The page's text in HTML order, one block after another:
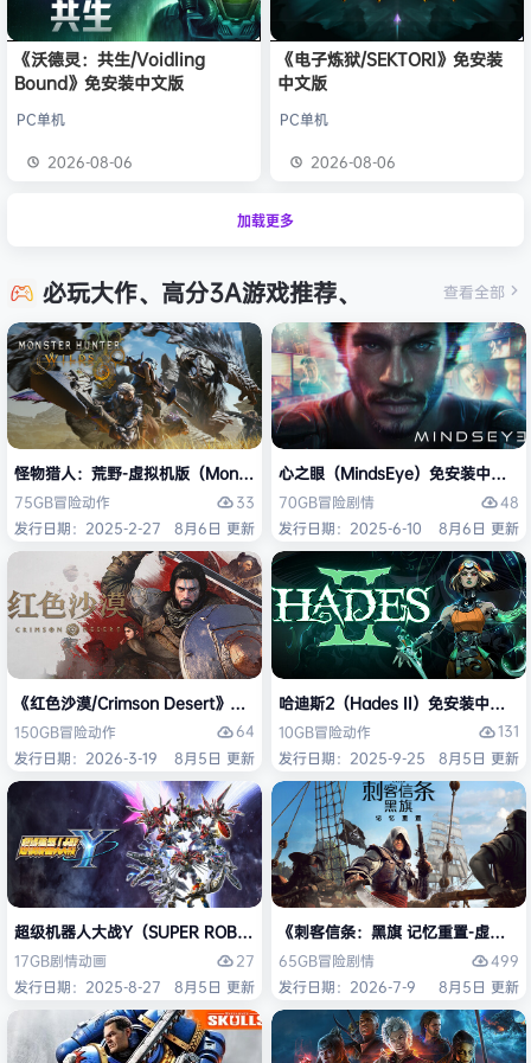
《沃德灵：共生/Voidling
Bound》免安装中文版
PC单机
2026-08-06
《电子炼狱/SEKTORI》免安装
中文版
PC单机
2026-08-06
加载更多
必玩大作、高分3A游戏推荐、 查看全部
怪物猎人：荒野-虚拟机版（Monster Hunter Wilds HYPERVISOR）免安
75GB冒险动作
33
发行日期：2025-2-27
8月6日 更新
心之眼（MindsEye）免安装中文版
70GB冒险剧情
48
发行日期：2025-6-10
8月6日 更新
《红色沙漠/Crimson Desert》免安装中文版
150GB冒险动作
64
发行日期：2026-3-19
8月5日 更新
哈迪斯2（Hades II）免安装中文版
10GB冒险动作
131
发行日期：2025-9-25
8月5日 更新
超级机器人大战Y（SUPER ROBOT WARS Y）免安装中文版
17GB剧情动画
27
发行日期：2025-8-27
8月5日 更新
《刺客信条：黑旗 记忆重置-虚拟
65GB冒险剧情
499
发行日期：2026-7-9
8月5日 更新